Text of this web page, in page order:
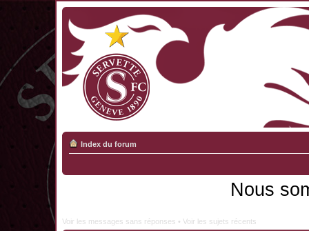
Index du forum
Nous
Voir les messages sans réponses • Voir les sujets récents